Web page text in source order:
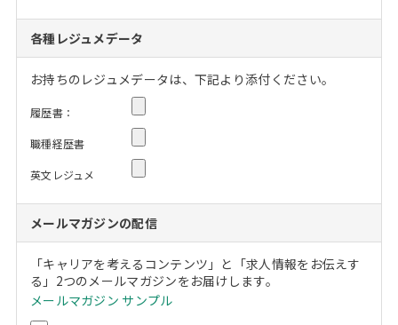
各種レジュメデータ
お持ちのレジュメデータは、下記より添付ください。
履歴書：
職種経歴書
英文レジュメ
メールマガジンの配信
「キャリアを考えるコンテンツ」と「求人情報をお伝えす
る」2つのメールマガジンをお届けします。
メールマガジン サンプル